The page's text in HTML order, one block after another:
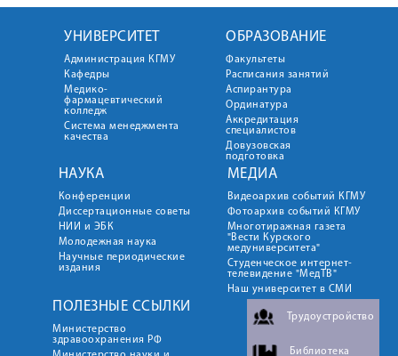
УНИВЕРСИТЕТ
Администрация КГМУ
Кафедры
Медико-
фармацевтический
колледж
Система менеджмента
качества
ОБРАЗОВАНИЕ
Факультеты
Расписания занятий
Аспирантура
Ординатура
Аккредитация
специалистов
Довузовская
подготовка
НАУКА
Конференции
Диссертационные советы
НИИ и ЭБК
Молодежная наука
Научные периодические
издания
МЕДИА
Видеоархив событий КГМУ
Фотоархив событий КГМУ
Многотиражная газета
"Вести Курского
медуниверситета"
Студенческое интернет-
телевидение "МедТВ"
Наш университет в СМИ
ПОЛЕЗНЫЕ ССЫЛКИ
Министерство
здравоохранения РФ
Трудоустройство
Библиотека